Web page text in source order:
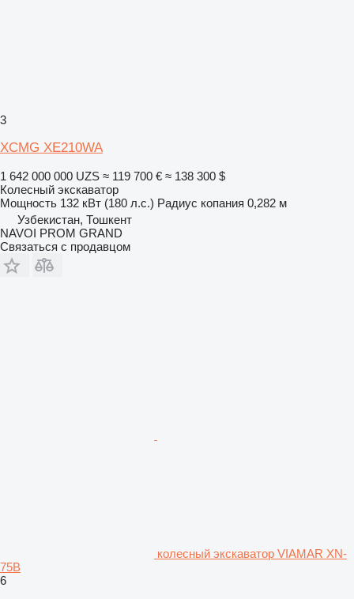
3
XCMG XE210WA
1 642 000 000 UZS ≈ 119 700 € ≈ 138 300 $
Колесный экскаватор
Мощность 132 кВт (180 л.с.) Радиус копания 0,282 м
Узбекистан, Тошкент
NAVOI PROM GRAND
Связаться с продавцом
колесный экскаватор VIAMAR XN-
75B
6